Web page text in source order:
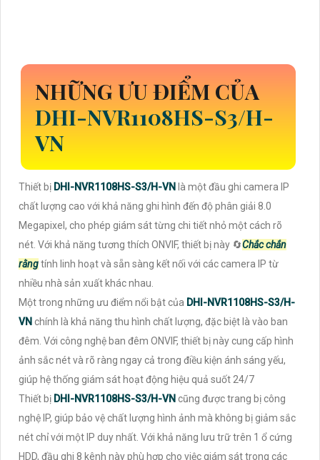
NHỮNG ƯU ĐIỂM CỦA
DHI-NVR1108HS-S3/H-
VN
Thiết bị DHI-NVR1108HS-S3/H-VN là một đầu ghi camera IP
chất lượng cao với khả năng ghi hình đến độ phân giải 8.0
Megapixel, cho phép giám sát từng chi tiết nhỏ một cách rõ
nét. Với khả năng tương thích ONVIF, thiết bị này 🔄Chắc chắn
rằngtính linh hoạt và sẵn sàng kết nối với các camera IP từ
nhiều nhà sản xuất khác nhau.
Một trong những ưu điểm nổi bật của DHI-NVR1108HS-S3/H-
VN chính là khả năng thu hình chất lượng, đặc biệt là vào ban
đêm. Với công nghệ ban đêm ONVIF, thiết bị này cung cấp hình
ảnh sắc nét và rõ ràng ngay cả trong điều kiện ánh sáng yếu,
giúp hệ thống giám sát hoạt động hiệu quả suốt 24/7
Thiết bị DHI-NVR1108HS-S3/H-VN cũng được trang bị công
nghệ IP, giúp bảo vệ chất lượng hình ảnh mà không bị giảm sắc
nét chỉ với một IP duy nhất. Với khả năng lưu trữ trên 1 ổ cứng
HDD, đầu ghi 8 kênh này phù hợp cho việc giám sát trong các